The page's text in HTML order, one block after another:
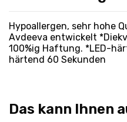
Hypoallergen, sehr hohe
Avdeeva entwickelt
100%ig Haftung. *LED-
härtend 60 Sekunden
Das kann Ihnen